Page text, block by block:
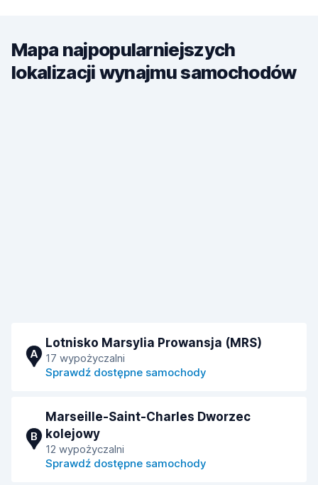
Mapa najpopularniejszych
lokalizacji wynajmu samochodów
A
Lotnisko Marsylia Prowansja (MRS)
17 wypożyczalni
Sprawdź dostępne samochody
B
Marseille-Saint-Charles Dworzec
kolejowy
12 wypożyczalni
Sprawdź dostępne samochody